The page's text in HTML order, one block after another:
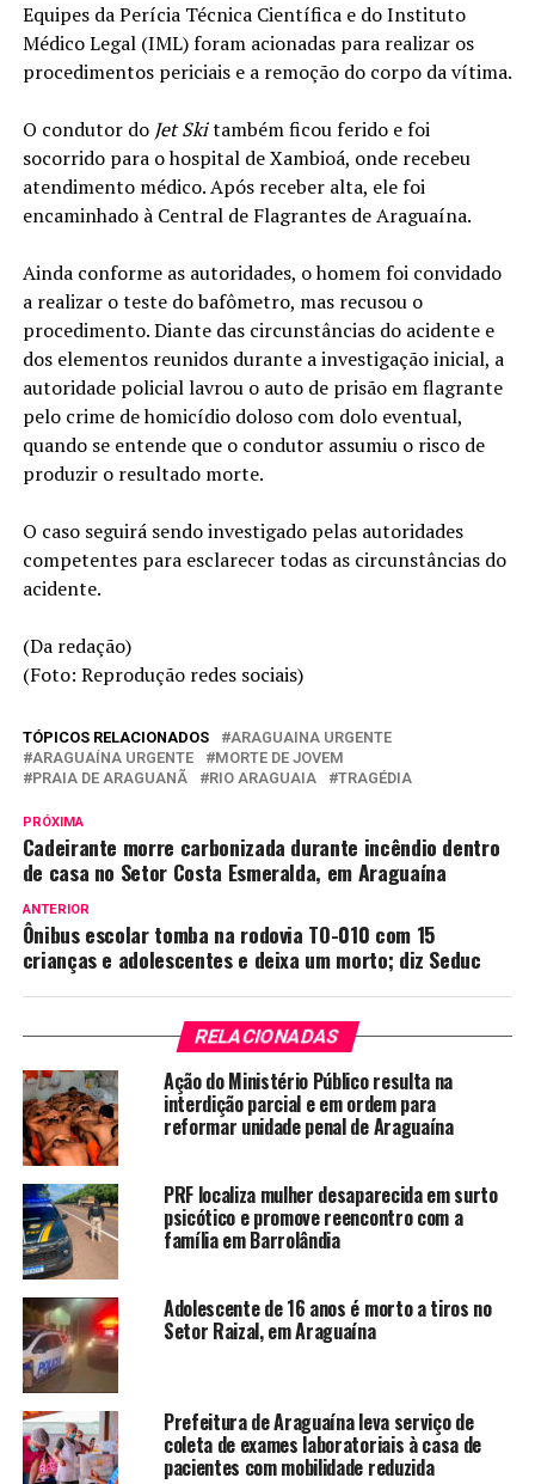
Equipes da Perícia Técnica Científica e do Instituto
Médico Legal (IML) foram acionadas para realizar os
procedimentos periciais e a remoção do corpo da vítima.
O condutor do Jet Skitambém ficou ferido e foi
socorrido para o hospital de Xambioá, onde recebeu
atendimento médico. Após receber alta, ele foi
encaminhado à Central de Flagrantes de Araguaína.
Ainda conforme as autoridades, o homem foi convidado
a realizar o teste do bafômetro, mas recusou o
procedimento. Diante das circunstâncias do acidente e
dos elementos reunidos durante a investigação inicial, a
autoridade policial lavrou o auto de prisão em flagrante
pelo crime de homicídio doloso com dolo eventual,
quando se entende que o condutor assumiu o risco de
produzir o resultado morte.
O caso seguirá sendo investigado pelas autoridades
competentes para esclarecer todas as circunstâncias do
acidente.
(Da redação)
(Foto: Reprodução redes sociais)
TÓPICOS RELACIONADOS
ARAGUAINA URGENTE
ARAGUAÍNA URGENTE
MORTE DE JOVEM
PRAIA DE ARAGUANÃ
RIO ARAGUAIA TRAGÉDIA
PRÓXIMA
Cadeirante morre carbonizada durante incêndio dentro
de casa no Setor Costa Esmeralda, em Araguaína
ANTERIOR
Ônibus escolar tomba na rodovia TO-010 com 15
crianças e adolescentes e deixa um morto; diz Seduc
RELACIONADAS
Ação do Ministério Público resulta na
interdição parcial e em ordem para
reformar unidade penal de Araguaína
PRF localiza mulher desaparecida em surto
psicótico e promove reencontro com a
família em Barrolândia
Adolescente de 16 anos é morto a tiros no
Setor Raizal, em Araguaína
Prefeitura de Araguaína leva serviço de
coleta de exames laboratoriais à casa de
pacientes com mobilidade reduzida